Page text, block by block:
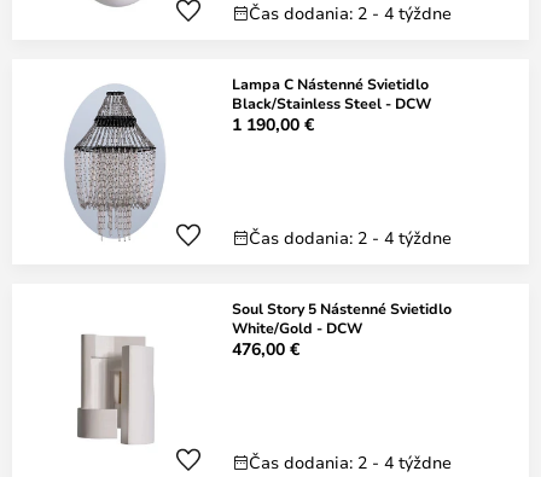
Čas dodania: 2 - 4 týždne
Lampa C Nástenné Svietidlo
Black/Stainless Steel - DCW
1 190,00 €
Čas dodania: 2 - 4 týždne
Soul Story 5 Nástenné Svietidlo
White/Gold - DCW
476,00 €
Čas dodania: 2 - 4 týždne